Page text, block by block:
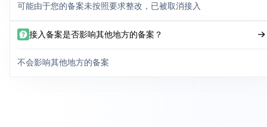
可能由于您的备案未按照要求整改，已被取消接入
接入备案是否影响其他地方的备案？
不会影响其他地方的备案